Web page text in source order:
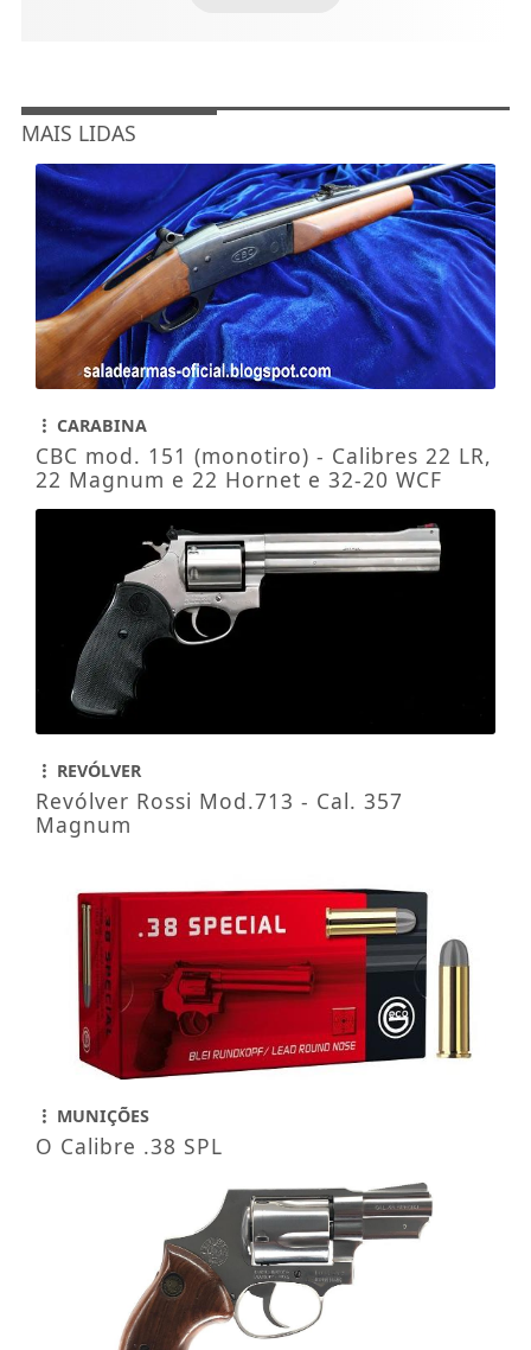
MAIS LIDAS
CARABINA
CBC mod. 151 (monotiro) - Calibres 22 LR,
22 Magnum e 22 Hornet e 32-20 WCF
REVÓLVER
Revólver Rossi Mod.713 - Cal. 357
Magnum
MUNIÇÕES
O Calibre .38 SPL